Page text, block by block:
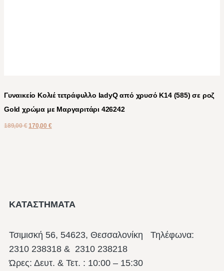
Γυναικείο Κολιέ τετράφυλλο ladyQ από χρυσό Κ14 (585) σε ροζ
Gold χρώμα με Μαργαριτάρι 426242
189,00€ 170,00 €
ΚΑΤΑΣΤΗΜΑΤΑ
Τσιμισκή 56, 54623, Θεσσαλονίκη Τηλέφωνα:
2310 238318 & 2310 238218
Ώρες: Δευτ. & Τετ. : 10:00 – 15:30